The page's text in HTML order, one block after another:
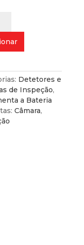
Detetores e
de Inspeção,
a Bateria
Câmara,